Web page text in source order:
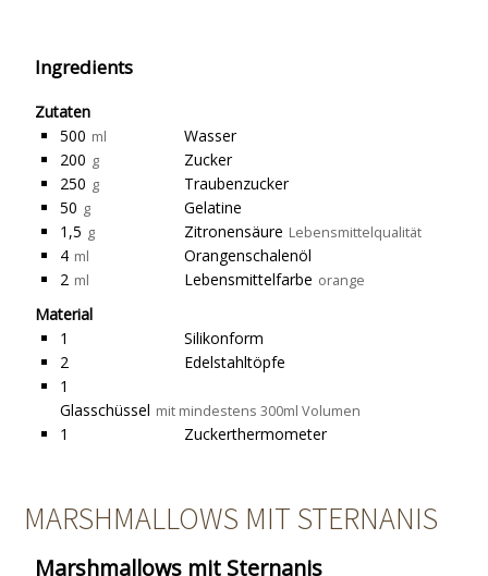
Ingredients
Zutaten
500 ml
Wasser
200 g
Zucker
250 g
Traubenzucker
50 g
Gelatine
1,5 g Zitronensäure Lebensmittelqualität
4 ml
Orangenschalenöl
2 ml Lebensmittelfarbe orange
Material
1
Silikonform
2
Edelstahltöpfe
1
Glasschüssel mit mindestens 300ml Volumen
1 Zuckerthermometer
MARSHMALLOWS MIT STERNANIS
Marshmallows mit Sternanis